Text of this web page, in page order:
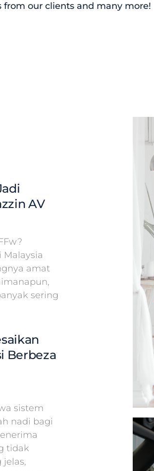
from our clients and many more!
AV
amat
sering
Berbeza
sistem
nadi bagi
tidak
jelas,